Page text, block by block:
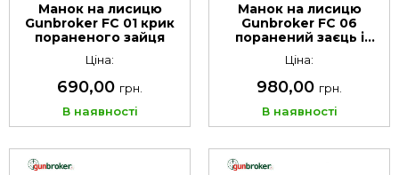
Манок на лисицю
Gunbroker FC 01 крик
пораненого зайця
Ціна:
690,00 грн.
В наявності
Манок на лисицю
Gunbroker FC 06
поранений заєць і
крик лисиці 2 в 1
Ціна:
980,00 грн.
В наявності